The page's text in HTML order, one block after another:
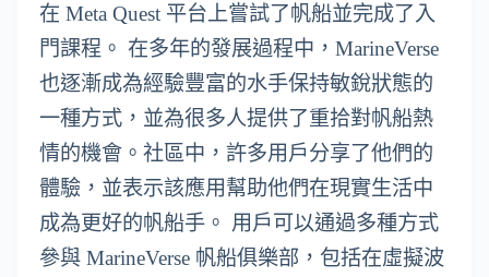
在 Meta Quest 平台上嘗試了帆船並完成了入
門課程。 在多年的發展過程中，MarineVerse
也逐漸成為經驗豐富的水手保持敏銳狀態的
一種方式，並為很多人提供了重拾對帆船熱
情的機會。社區中，許多用戶分享了他們的
體驗，並表示該應用幫助他們在現實生活中
成為更好的帆船手。 用戶可以通過多種方式
參與 MarineVerse 帆船俱樂部，包括在虛擬波